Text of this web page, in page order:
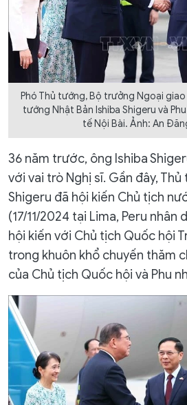
Phó Thủ tướng, Bộ trưởng Ngoại giao
tướng Nhật Bản Ishiba Shigeru và
tế Nội Bài. Ảnh: An
36 năm trước, ông Ishiba
với vai trò Nghị sĩ. Gần đây,
Shigeru đã hội kiến Chủ tịch
(17/11/2024 tại Lima, Peru nhân
hội kiến với Chủ tịch Quốc hội
trong khuôn khổ chuyến thăm
của Chủ tịch Quốc hội và Phu